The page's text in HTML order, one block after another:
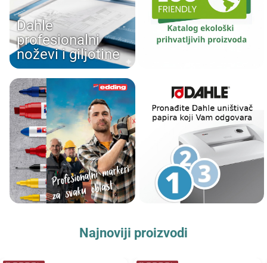
Dahle
profesionalni
noževi i giljotine
Najnoviji proizvodi